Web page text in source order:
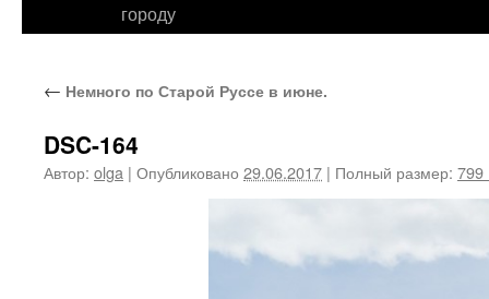
городу
← Немного по Старой Руссе в июне.
DSC-164
Автор: olga | Опубликовано 29.06.2017 | Полный размер: 799